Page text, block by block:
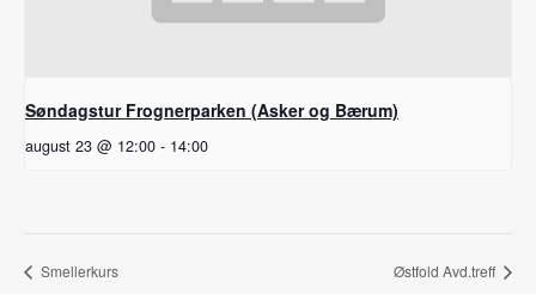
Søndagstur Frognerparken (Asker og Bærum)
august 23 @ 12:00 - 14:00
Smellerkurs Østfold Avd.treff